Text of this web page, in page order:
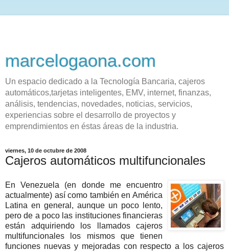
marcelogaona.com
Un espacio dedicado a la Tecnología Bancaria, cajeros
automáticos,tarjetas inteligentes, EMV, internet, finanzas,
análisis, tendencias, novedades, noticias, servicios,
experiencias sobre el desarrollo de proyectos y
emprendimientos en éstas áreas de la industria.
viernes, 10 de octubre de 2008
Cajeros automáticos multifuncionales
En Venezuela (en donde me encuentro
actualmente) así como también en América
Latina en general, aunque un poco lento,
pero de a poco las instituciones financieras
están adquiriendo los llamados cajeros
multifuncionales los mismos que tienen
funciones nuevas y mejoradas con respecto a los cajeros